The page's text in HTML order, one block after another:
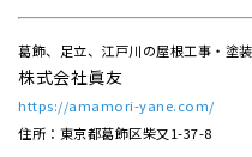
葛飾、足立、江戸川の屋根工事・塗
株式会社眞友
https://amamori-yane.com/
住所：東京都葛飾区柴又1-37-8